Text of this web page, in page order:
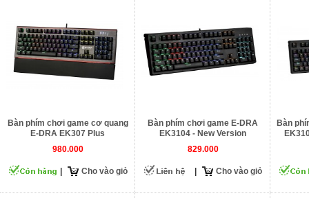
Bàn phím chơi game cơ quang
E-DRA EK307 Plus
980.000
Cho vào giỏ
Bàn phím chơi game E-DRA
EK3104 - New Version
829.000
Cho vào giỏ
Bàn